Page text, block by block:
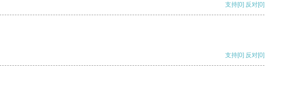
支持[0] 反对[0]
支持[0] 反对[0]